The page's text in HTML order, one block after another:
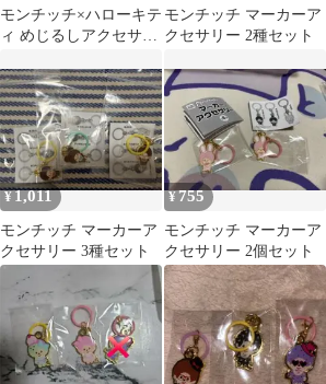
モンチッチ×ハローキテ
ィ めじるしアクセサリ
モンチッチ マーカーア
クセサリー 2種セット
¥1,011
モンチッチ マーカーア
クセサリー 3種セット
¥755
モンチッチ マーカーア
クセサリー 2個セット